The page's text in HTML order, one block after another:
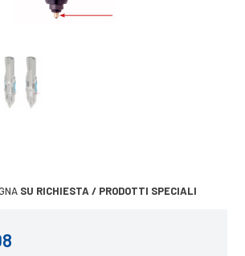
SU RICHIESTA / PRODOTTI SPECIALI